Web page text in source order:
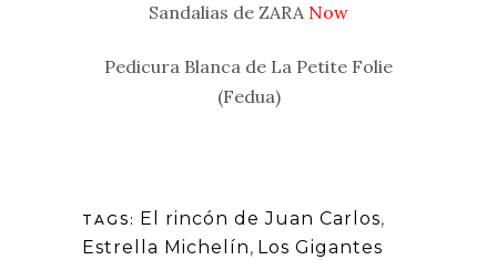
Sandalias de ZARA Now
Pedicura Blanca de La Petite Folie
(Fedua)
TAGS: El rincón de Juan Carlos,
Estrella Michelín, Los Gigantes